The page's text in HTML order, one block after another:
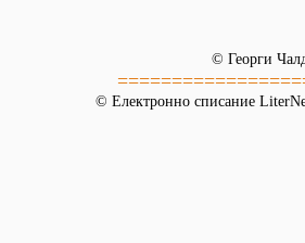
© Георги
© Електронно списание